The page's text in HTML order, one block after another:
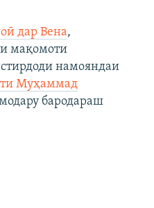
дар Вена,
мақомоти
намояндаи
Муҳаммад
бародараш